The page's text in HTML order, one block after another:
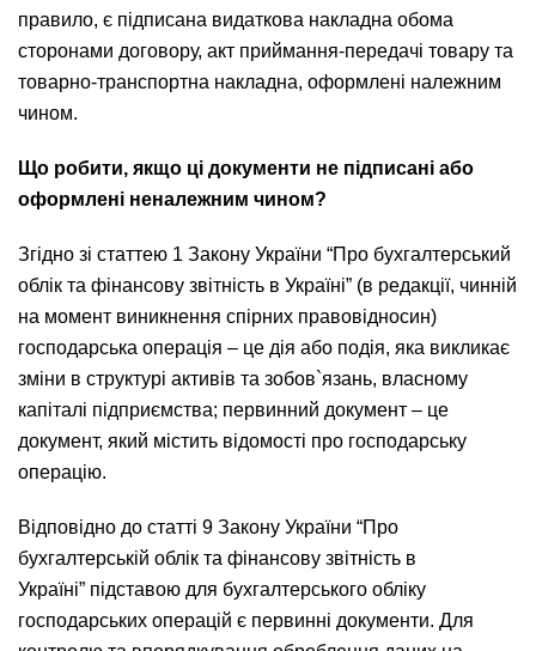
правило, є підписана видаткова накладна обома
сторонами договору, акт приймання-передачі товару та
товарно-транспортна накладна, оформлені належним
чином.
Що робити, якщо ці документи не підписані або
оформлені неналежним чином?
Згідно зі статтею 1 Закону України “Про бухгалтерський
облік та фінансову звітність в Україні” (в редакції, чинній
на момент виникнення спірних правовідносин)
господарська операція – це дія або подія, яка викликає
зміни в структурі активів та зобов`язань, власному
капіталі підприємства; первинний документ – це
документ, який містить відомості про господарську
операцію.
Відповідно до статті 9 Закону України “Про
бухгалтерській облік та фінансову звітність в
Україні” підставою для бухгалтерського обліку
господарських операцій є первинні документи. Для